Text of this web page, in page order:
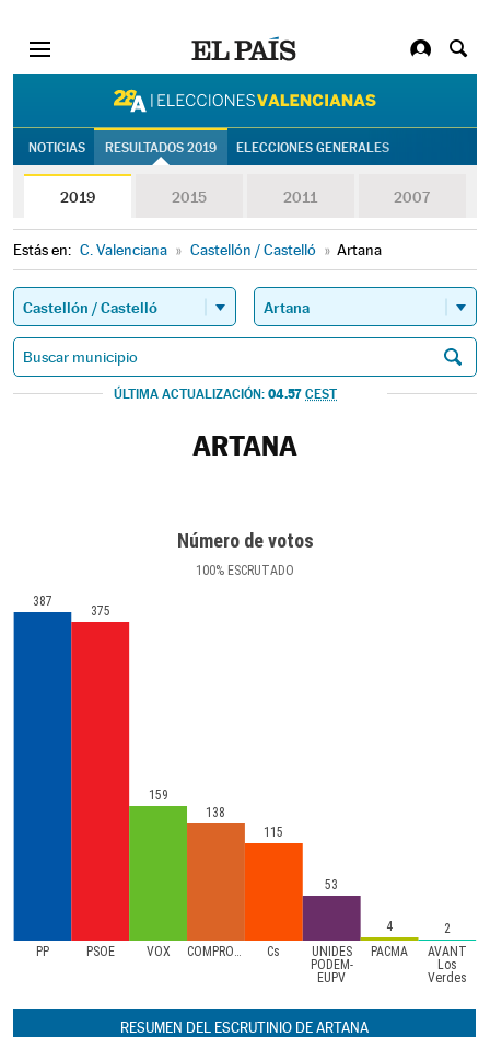
NOTICIAS RESULTADOS 2019 ELECCIONES GENERALES
2019 2015 2011 2007
Estás en: C. Valenciana » Castellón / Castelló » Artana
ÚLTIMA ACTUALIZACIÓN: 04.57 CEST
ARTANA
Número de votos
100% ESCRUTADO
PP PSOE VOX COMPROMíS Cs
UNIDES
PODEM-
EUPV
PACMA
AVANT
Los
Verdes
387
375
159
138
115
53
4 2
RESUMEN DEL ESCRUTINIO DE ARTANA